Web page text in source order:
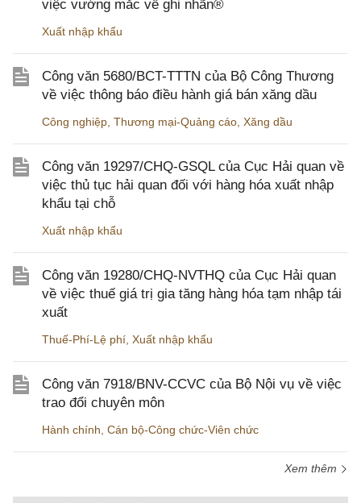
việc vướng mắc về ghi nhãn®
Xuất nhập khẩu
Công văn 5680/BCT-TTTN của Bộ Công Thương
về việc thông báo điều hành giá bán xăng dầu
Công nghiệp Thương mại-Quảng cáo Xăng dầu
Công văn 19297/CHQ-GSQL của Cục Hải quan về
việc thủ tục hải quan đối với hàng hóa xuất nhập
khẩu tại chỗ
Xuất nhập khẩu
Công văn 19280/CHQ-NVTHQ của Cục Hải quan
về việc thuế giá trị gia tăng hàng hóa tạm nhập tái
xuất
Thuế-Phí-Lệ phí Xuất nhập khẩu
Công văn 7918/BNV-CCVC của Bộ Nội vụ về việc
trao đổi chuyên môn
Hành chính Cán bộ-Công chức-Viên chức
Xem thêm